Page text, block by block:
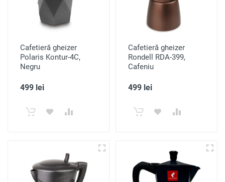
Cafetieră gheizer
Polaris Kontur-4C,
Negru
499 lei
Cafetieră gheizer
Rondell RDA-399,
Cafeniu
499 lei